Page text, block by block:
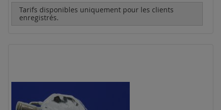
Tarifs disponibles uniquement pour les clients
enregistrés.